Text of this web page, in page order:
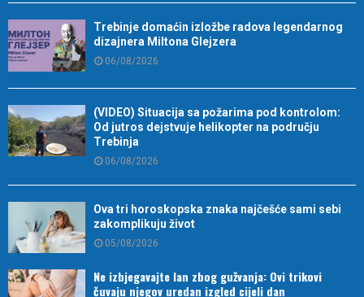
Trebinje domaćin izložbe radova legendarnog
dizajnera Miltona Glejzera
06/08/2026
(VIDEO) Situacija sa požarima pod kontrolom:
Od jutros dejstvuje helikopter na području
Trebinja
06/08/2026
Ova tri horoskopska znaka najčešće sami sebi
zakomplikuju život
05/08/2026
Ne izbjegavajte lan zbog gužvanja: Ovi trikovi
čuvaju njegov uredan izgled cijeli dan